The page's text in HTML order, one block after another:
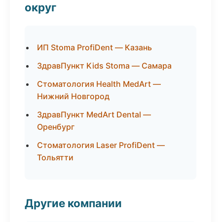
округ
ИП Stoma ProfiDent — Казань
ЗдравПункт Kids Stoma — Самара
Стоматология Health MedArt —
Нижний Новгород
ЗдравПункт MedArt Dental —
Оренбург
Стоматология Laser ProfiDent —
Тольятти
Другие компании